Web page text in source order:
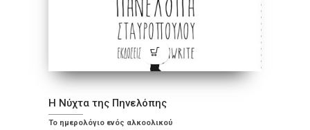
Η Νύχτα της Πηνελόπης
Το ημερολόγιο ενός αλκοολικού